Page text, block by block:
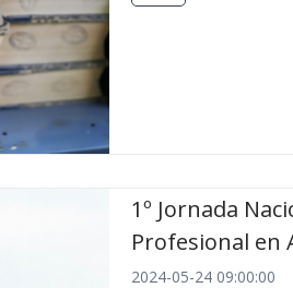
1º Jornada
Profesional en
2024-05-24 09:00:00